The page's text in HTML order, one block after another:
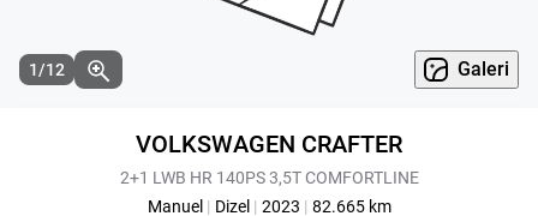
1/12 Galeri
VOLKSWAGEN CRAFTER
2+1 LWB HR 140PS 3,5T COMFORTLINE
Manuel | Dizel | 2023 | 82.665 km